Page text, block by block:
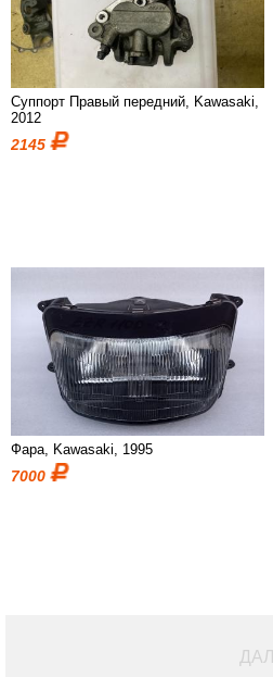
Суппорт Правый передний, Kawasaki,
2012
2145
Фара, Kawasaki, 1995
7000